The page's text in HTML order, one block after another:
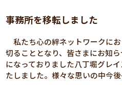
事務所を移転しました
私たち心の絆ネットワークに
切ることとなり、皆さまにお知
になっておりました八丁堀グレ
たしました。様々な思いの中今